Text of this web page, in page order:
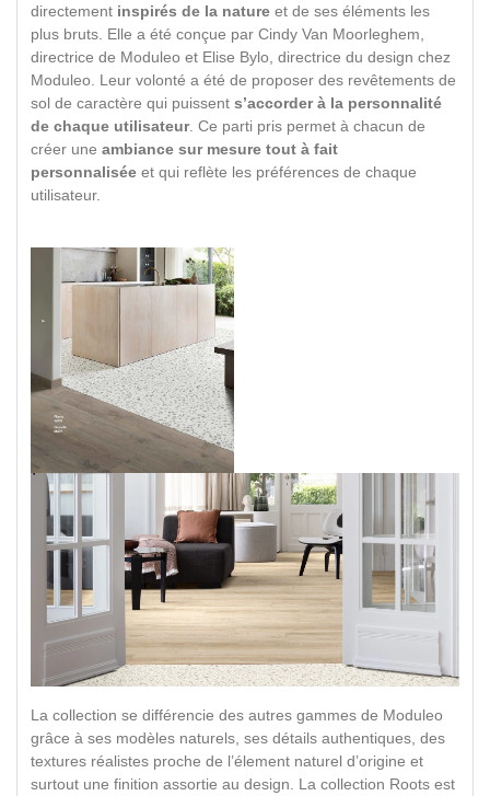
directement inspirés de la nature et de ses éléments les
plus bruts. Elle a été conçue par Cindy Van Moorleghem,
directrice de Moduleo et Elise Bylo, directrice du design chez
Moduleo. Leur volonté a été de proposer des revêtements de
sol de caractère qui puissent s’accorder à la personnalité
de chaque utilisateur. Ce parti pris permet à chacun de
créer une ambiance sur mesure tout à fait
personnalisée et qui reflète les préférences de chaque
utilisateur.
La collection se différencie des autres gammes de Moduleo
grâce à ses modèles naturels, ses détails authentiques, des
textures réalistes proche de l’élement naturel d’origine et
surtout une finition assortie au design. La collection Roots est